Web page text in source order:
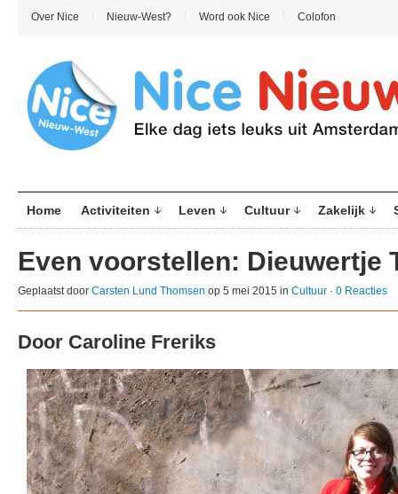
Over Nice Nieuw-West? Word ook Nice Colofon
Home Activiteiten Leven Cultuur Zakelijk
Even voorstellen: Dieuwertje
Geplaatst door Carsten Lund Thomsen op 5 mei 2015 in Cultuur · 0 Reacties
Door Caroline Freriks